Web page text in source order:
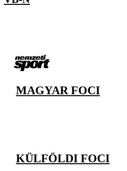
MAGYAR FOCI
KÜLFÖLDI FOCI